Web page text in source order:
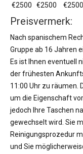
€2500
€2500 €2500
Preisvermerk:
Nach spanischem
Gruppe ab 16 Jahren
Es ist Ihnen eventuell
der frühesten
11:00 Uhr zu räumen.
um die Eigenschaft
jedoch Ihre Taschen
gewechselt wird. Sie
Reinigungsprozedur
und Sie